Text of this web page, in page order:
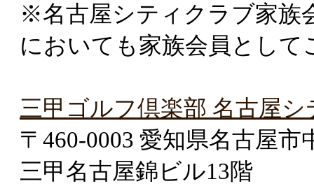
※名古屋シティクラブ家族
においても家族会員とし
三甲ゴルフ倶楽部 名古屋
〒460-0003 愛知県名古屋市
三甲名古屋錦ビル13階